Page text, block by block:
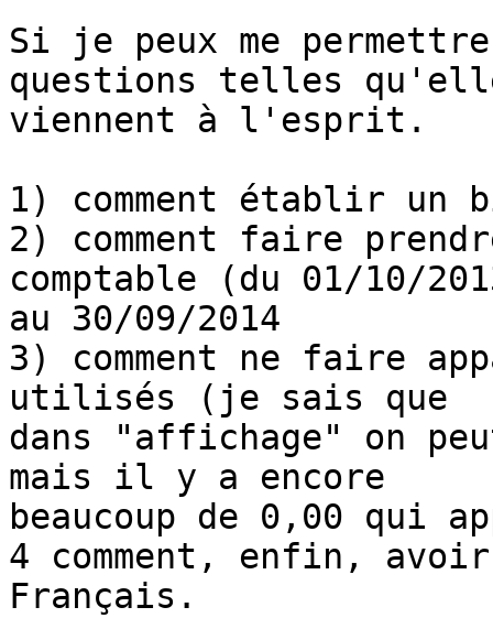
Si je peux me
questions telles
viennent à l'esprit.
1) comment établir un
2) comment faire
comptable (du 01/10/
au 30/09/2014
3) comment ne faire
utilisés (je sais que
dans "affichage" on
mais il y a encore
beaucoup de 0,00 qui
4 comment, enfin,
Français.